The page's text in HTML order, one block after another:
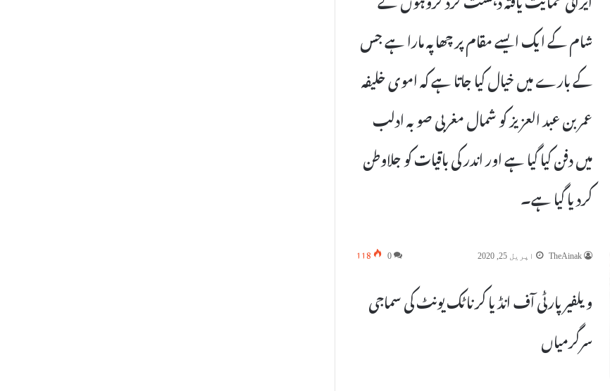
شام کے ایک ایسے مقام پر چھاپہ مارا ہے جس
کے بارے میں خیال کیا جاتا ہے کہ اموی خلیفہ
عمر بن عبد العزیز کو شمال مغربی صوبہ ادلب
میں دفن کیا گیا ہے اور اندر کی باقیات کو جلاوطن
کردیا گیا ہے۔
TheAinak اپریل 25, 2020 0
118
ویلفیرپارٹی آف انڈیا کرناٹک یونٹ کی سماجی
سرگرمیاں